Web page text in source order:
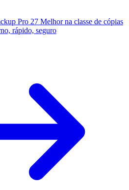
Pro 27 Melhor na classe de cópias
rápido, seguro